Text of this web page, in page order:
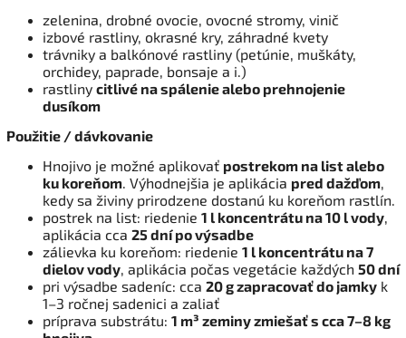
zelenina, drobné ovocie, ovocné stromy, vinič
izbové rastliny, okrasné kry, záhradné kvety
trávniky a balkónové rastliny (petúnie, muškáty,
orchidey, paprade, bonsaje a i.)
rastliny citlivé na spálenie alebo prehnojenie
dusíkom
Použitie / dávkovanie
Hnojivo je možné aplikovať postrekom na list alebo
ku koreňom. Výhodnejšia je aplikácia pred dažďom,
kedy sa živiny prirodzene dostanú ku koreňom rastlín.
postrek na list: riedenie 1 l koncentrátu na 10 l vody,
aplikácia cca 25 dní po výsadbe
zálievka ku koreňom: riedenie 1 l koncentrátu na 7
dielov vody, aplikácia počas vegetácie každých 50 dní
pri výsadbe sadeníc: cca 20 g zapracovať do jamky k
1–3 ročnej sadenici a zaliať
príprava substrátu: 1 m³ zeminy zmiešať s cca 7–8 kg